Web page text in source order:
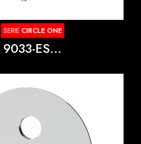
SERIE CIRCLE ONE
9033-ES...